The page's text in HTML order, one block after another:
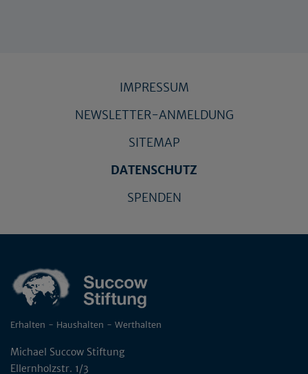
IMPRESSUM
NEWSLETTER-ANMELDUNG
SITEMAP
DATENSCHUTZ
SPENDEN
Erhalten - Haushalten - Werthalten
Michael Succow Stiftung
Ellernholzstr. 1/3